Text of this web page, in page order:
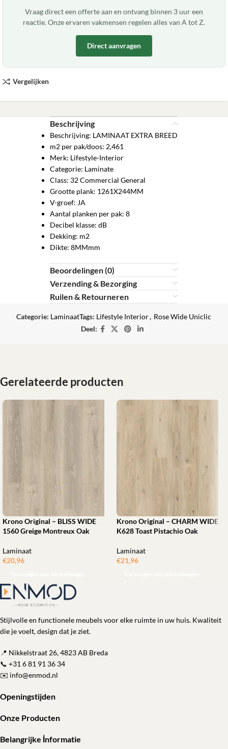
Vraag direct een offerte aan en ontvang binnen 3 uur een
reactie. Onze ervaren vakmensen regelen alles van A tot Z.
Direct aanvragen
Vergelijken
Beschrijving
Beschrijving: LAMINAAT EXTRA BREED
m2 per pak/doos: 2,461
Merk: Lifestyle-Interior
Categorie: Laminate
Class: 32 Commercial General
Grootte plank: 1261X244MM
V-groef: JA
Aantal planken per pak: 8
Decibel klasse: dB
Dekking: m2
Dikte: 8MMmm
Beoordelingen (0)
Verzending & Bezorging
Ruilen & Retourneren
Categorie: LaminaatTags: Lifestyle Interior, Rose Wide Uniclic
Deel:
Gerelateerde producten
Krono Original – BLISS WIDE
1560 Greige Montreux Oak
Laminaat
€20,96
Krono Original – CHARM WIDE
K628 Toast Pistachio Oak
Laminaat
€21,96
Stijlvolle en functionele meubels voor elke ruimte in uw huis. Kwaliteit
die je voelt, design dat je ziet.
📍 Nikkelstraat 26, 4823 AB Breda
📞 +31 6 81 91 36 34
✉️ info@enmod.nl
Openingstijden
Onze Producten
Belangrijke İnformatie